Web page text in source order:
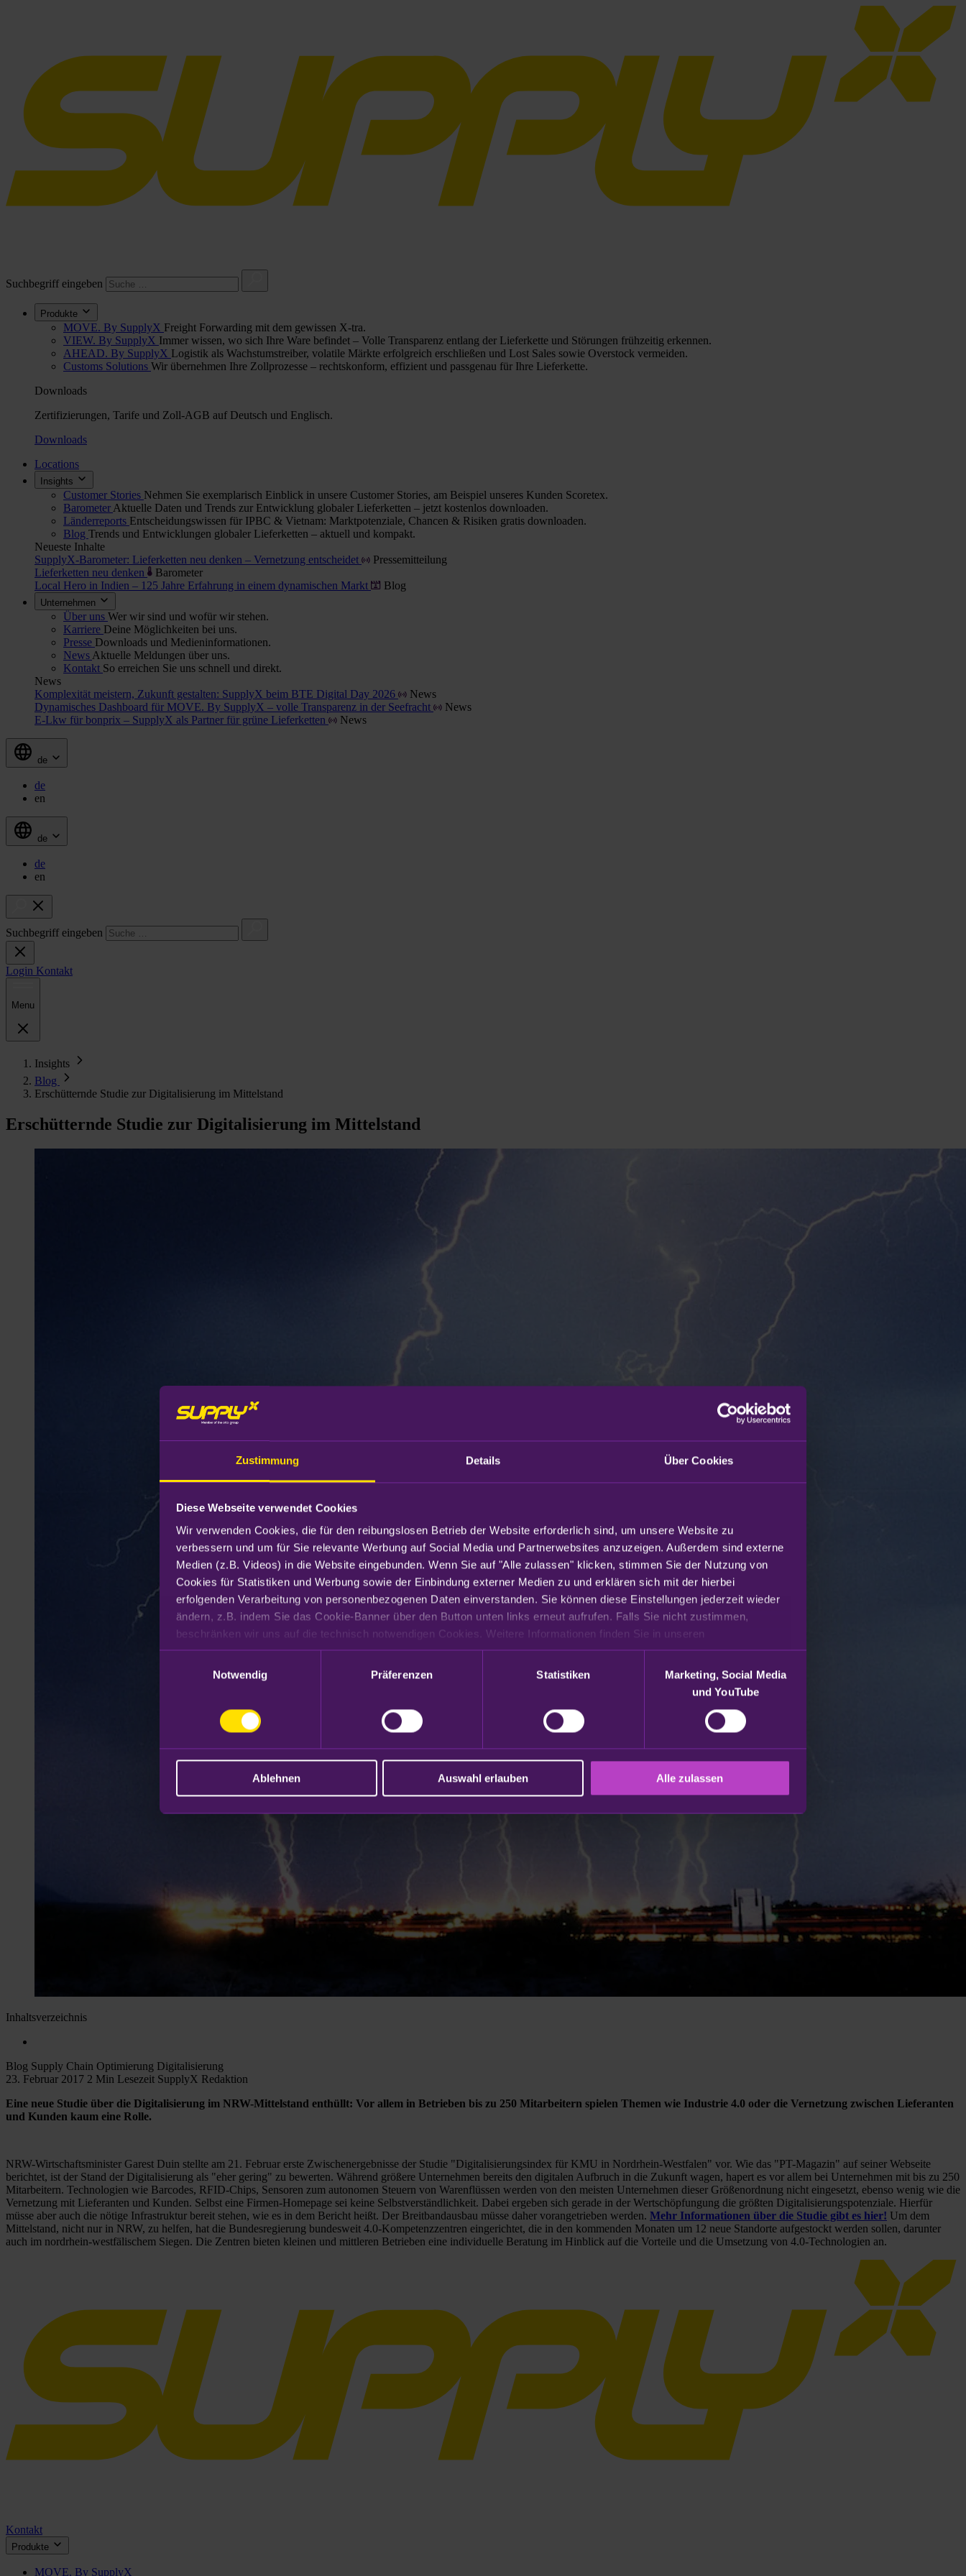
Zustimmung Details Über Cookies
Diese Webseite verwendet Cookies
Wir verwenden Cookies, die für den reibungslosen Betrieb der Website erforderlich sind, um unsere Website zu
verbessern und um für Sie relevante Werbung auf Social Media und Partnerwebsites anzuzeigen. Außerdem sind externe
Medien (z.B. Videos) in die Website eingebunden. Wenn Sie auf "Alle zulassen" klicken, stimmen Sie der Nutzung von
Cookies für Statistiken und Werbung sowie der Einbindung externer Medien zu und erklären sich mit der hierbei
erfolgenden Verarbeitung von personenbezogenen Daten einverstanden. Sie können diese Einstellungen jederzeit wieder
ändern, z.B. indem Sie das Cookie-Banner über den Button unten links erneut aufrufen. Falls Sie nicht zustimmen,
Datenschutzhinweisen.
Notwendig
Präferenzen Statistiken
Marketing, Social Media
und YouTube
Ablehnen Auswahl erlauben Alle zulassen
Suchbegriff eingeben
Produkte
MOVE. By SupplyX Freight Forwarding mit dem gewissen X-tra.
VIEW. By SupplyX Immer wissen, wo sich Ihre Ware befindet – Volle Transparenz entlang der Lieferkette und Störungen frühzeitig erkennen.
AHEAD. By SupplyX Logistik als Wachstumstreiber, volatile Märkte erfolgreich erschließen und Lost Sales sowie Overstock vermeiden.
Customs Solutions Wir übernehmen Ihre Zollprozesse – rechtskonform, effizient und passgenau für Ihre Lieferkette.
Downloads
Zertifizierungen, Tarife und Zoll-AGB auf Deutsch und Englisch.
Downloads
Locations
Insights
Customer Stories Nehmen Sie exemplarisch Einblick in unsere Customer Stories, am Beispiel unseres Kunden Scoretex.
Barometer Aktuelle Daten und Trends zur Entwicklung globaler Lieferketten – jetzt kostenlos downloaden.
Länderreports Entscheidungswissen für IPBC & Vietnam: Marktpotenziale, Chancen & Risiken gratis downloaden.
Blog Trends und Entwicklungen globaler Lieferketten – aktuell und kompakt.
Neueste Inhalte
SupplyX-Barometer: Lieferketten neu denken – Vernetzung entscheidet
Pressemitteilung
Lieferketten neu denken
Barometer
Local Hero in Indien – 125 Jahre Erfahrung in einem dynamischen Markt
Blog
Unternehmen
Über uns Wer wir sind und wofür wir stehen.
Karriere Deine Möglichkeiten bei uns.
Presse Downloads und Medieninformationen.
News Aktuelle Meldungen über uns.
Kontakt So erreichen Sie uns schnell und direkt.
News
Komplexität meistern, Zukunft gestalten: SupplyX beim BTE Digital Day 2026
News
Dynamisches Dashboard für MOVE. By SupplyX – volle Transparenz in der Seefracht
News
E-Lkw für bonprix – SupplyX als Partner für grüne Lieferketten
News
de
de
en
de
de
en
Suchbegriff eingeben
Login Kontakt
Menu
Insights
Blog
Erschütternde Studie zur Digitalisierung im Mittelstand
Erschütternde Studie zur Digitalisierung im Mittelstand
Inhaltsverzeichnis
Blog Supply Chain Optimierung Digitalisierung
23. Februar 2017 2 Min Lesezeit SupplyX Redaktion
Eine neue Studie über die Digitalisierung im NRW-Mittelstand enthüllt: Vor allem in Betrieben bis zu 250 Mitarbeitern spielen Themen wie Industrie 4.0 oder die Vernetzung zwischen Lieferanten
und Kunden kaum eine Rolle.
NRW-Wirtschaftsminister Garest Duin stellte am 21. Februar erste Zwischenergebnisse der Studie "Digitalisierungsindex für KMU in Nordrhein-Westfalen" vor. Wie das "PT-Magazin" auf seiner Webseite
berichtet, ist der Stand der Digitalisierung als "eher gering" zu bewerten. Während größere Unternehmen bereits den digitalen Aufbruch in die Zukunft wagen, hapert es vor allem bei Unternehmen mit bis zu 250
Mitarbeitern. Technologien wie Barcodes, RFID-Chips, Sensoren zum autonomen Steuern von Warenflüssen werden von den meisten Unternehmen dieser Größenordnung nicht eingesetzt, ebenso wenig wie die
Vernetzung mit Lieferanten und Kunden. Selbst eine Firmen-Homepage sei keine Selbstverständlichkeit. Dabei ergeben sich gerade in der Wertschöpfungung die größten Digitalisierungspotenziale. Hierfür
müsse aber auch die nötige Infrastruktur bereit stehen, wie es in dem Bericht heißt. Der Breitbandausbau müsse daher vorangetrieben werden. Mehr Informationen über die Studie gibt es hier! Um dem
Mittelstand, nicht nur in NRW, zu helfen, hat die Bundesregierung bundesweit 4.0-Kompetenzzentren eingerichtet, die in den kommenden Monaten um 12 neue Standorte aufgestockt werden sollen, darunter
auch im nordrhein-westfälischem Siegen. Die Zentren bieten kleinen und mittleren Betrieben eine individuelle Beratung im Hinblick auf die Vorteile und die Umsetzung von 4.0-Technologien an.
Kontakt
Produkte
MOVE. By SupplyX